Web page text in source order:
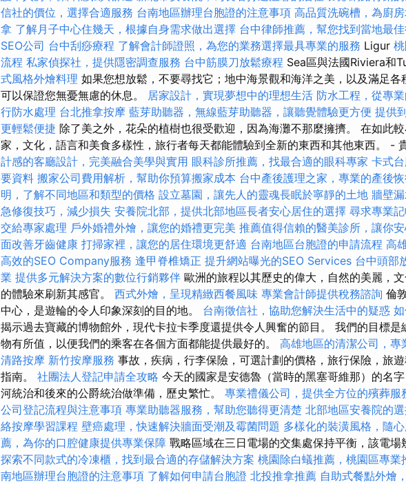
信社的價位，選擇合適服務 台南地區辦理台胞證的注意事項 高品質洗碗槽，為廚
拿 了解月子中心住幾天，根據自身需求做出選擇 台中律師推薦，幫您找到當地最
SEO公司 台中刮痧療程 了解會計師證照，為您的業務選擇最具專業的服務 Ligur
流程 私家偵探社，提供隱密調查服務 台中筋膜刀放鬆療程 Sea區與法國Riviera和
式風格外燴料理 如果您想放鬆，不要尋找它；地中海景觀和海洋之美，以及滿足各
可以保證您無憂無慮的休息。 居家設計，實現夢想中的理想生活 防水工程，從專
行防水處理 台北推拿按摩 藍芽助聽器，無線藍芽助聽器，讓聽覺體驗更方便 提供
更輕鬆便捷 除了美之外，花朵的植樹也很受歡迎，因為海灘不那麼擁擠。 在如此
家，文化，語言和美食多樣性，旅行者每天都能體驗到全新的東西和其他東西。 -
計感的客廳設計，完美融合美學與實用 眼科診所推薦，找最合適的眼科專家 卡式
要資料 搬家公司費用解析，幫助你預算搬家成本 台中產後護理之家，專業的產後
明，了解不同地區和類型的價格 設立墓園，讓先人的靈魂長眠於寧靜的土地 牆壁
急修復技巧，減少損失 安養院北部，提供北部地區長者安心居住的選擇 尋求專業
交給專家處理 戶外婚禮外燴，讓您的婚禮更完美 推薦值得信賴的醫美診所，讓你
面改善牙齒健康 打掃家裡，讓您的居住環境更舒適 台南地區台胞證的申請流程 高
高效的SEO Company服務 逢甲脊椎矯正 提升網站曝光的SEO Services 台中頭部
業 提供多元解決方案的數位行銷夥伴 歐洲的旅程以其歷史的偉大，自然的美麗，
的體驗來刷新其感官。 西式外燴，呈現精緻西餐風味 專業會計師提供稅務諮詢 倫
中心，是遊輪的令人印象深刻的目的地。 台南徵信社，協助您解決生活中的疑惑
揭示過去寶藏的博物館外，現代卡拉卡季度還提供令人興奮的節目。 我們的目標是
物有所值，以便我們的乘客在各個方面都能提供最好的。 高雄地區的清潔公司，專
清路按摩 新竹按摩服務 事故，疾病，行李保險，可選計劃的價格，旅行保險，旅
指南。 社團法人登記申請全攻略 今天的國家是安德魯（當時的黑塞哥維那）的名
河統治和後來的公爵統治做準備，歷史繁忙。 專業禮儀公司，提供全方位的殯葬服
公司登記流程與注意事項 專業助聽器服務，幫助您聽得更清楚 北部地區安養院的
絡按摩學習課程 壁癌處理，快速解決牆面受潮及霉菌問題 多樣化的裝潢風格，隨
薦，為你的口腔健康提供專業保障 戰略區域在三日電場的交集處保持平衡，該電場
探索不同款式的冷凍櫃，找到最合適的存儲解決方案 桃園除白蟻推薦，桃園區專業
南地區辦理台胞證的注意事項 了解如何申請台胞證 北投推拿推薦 自助式餐點外燴